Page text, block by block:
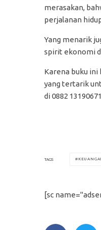
merasakan,
perjalanan
Yang menarik
spirit ekonomi
Karena buku ini
yang tertarik
di 0882
TAGS
[sc